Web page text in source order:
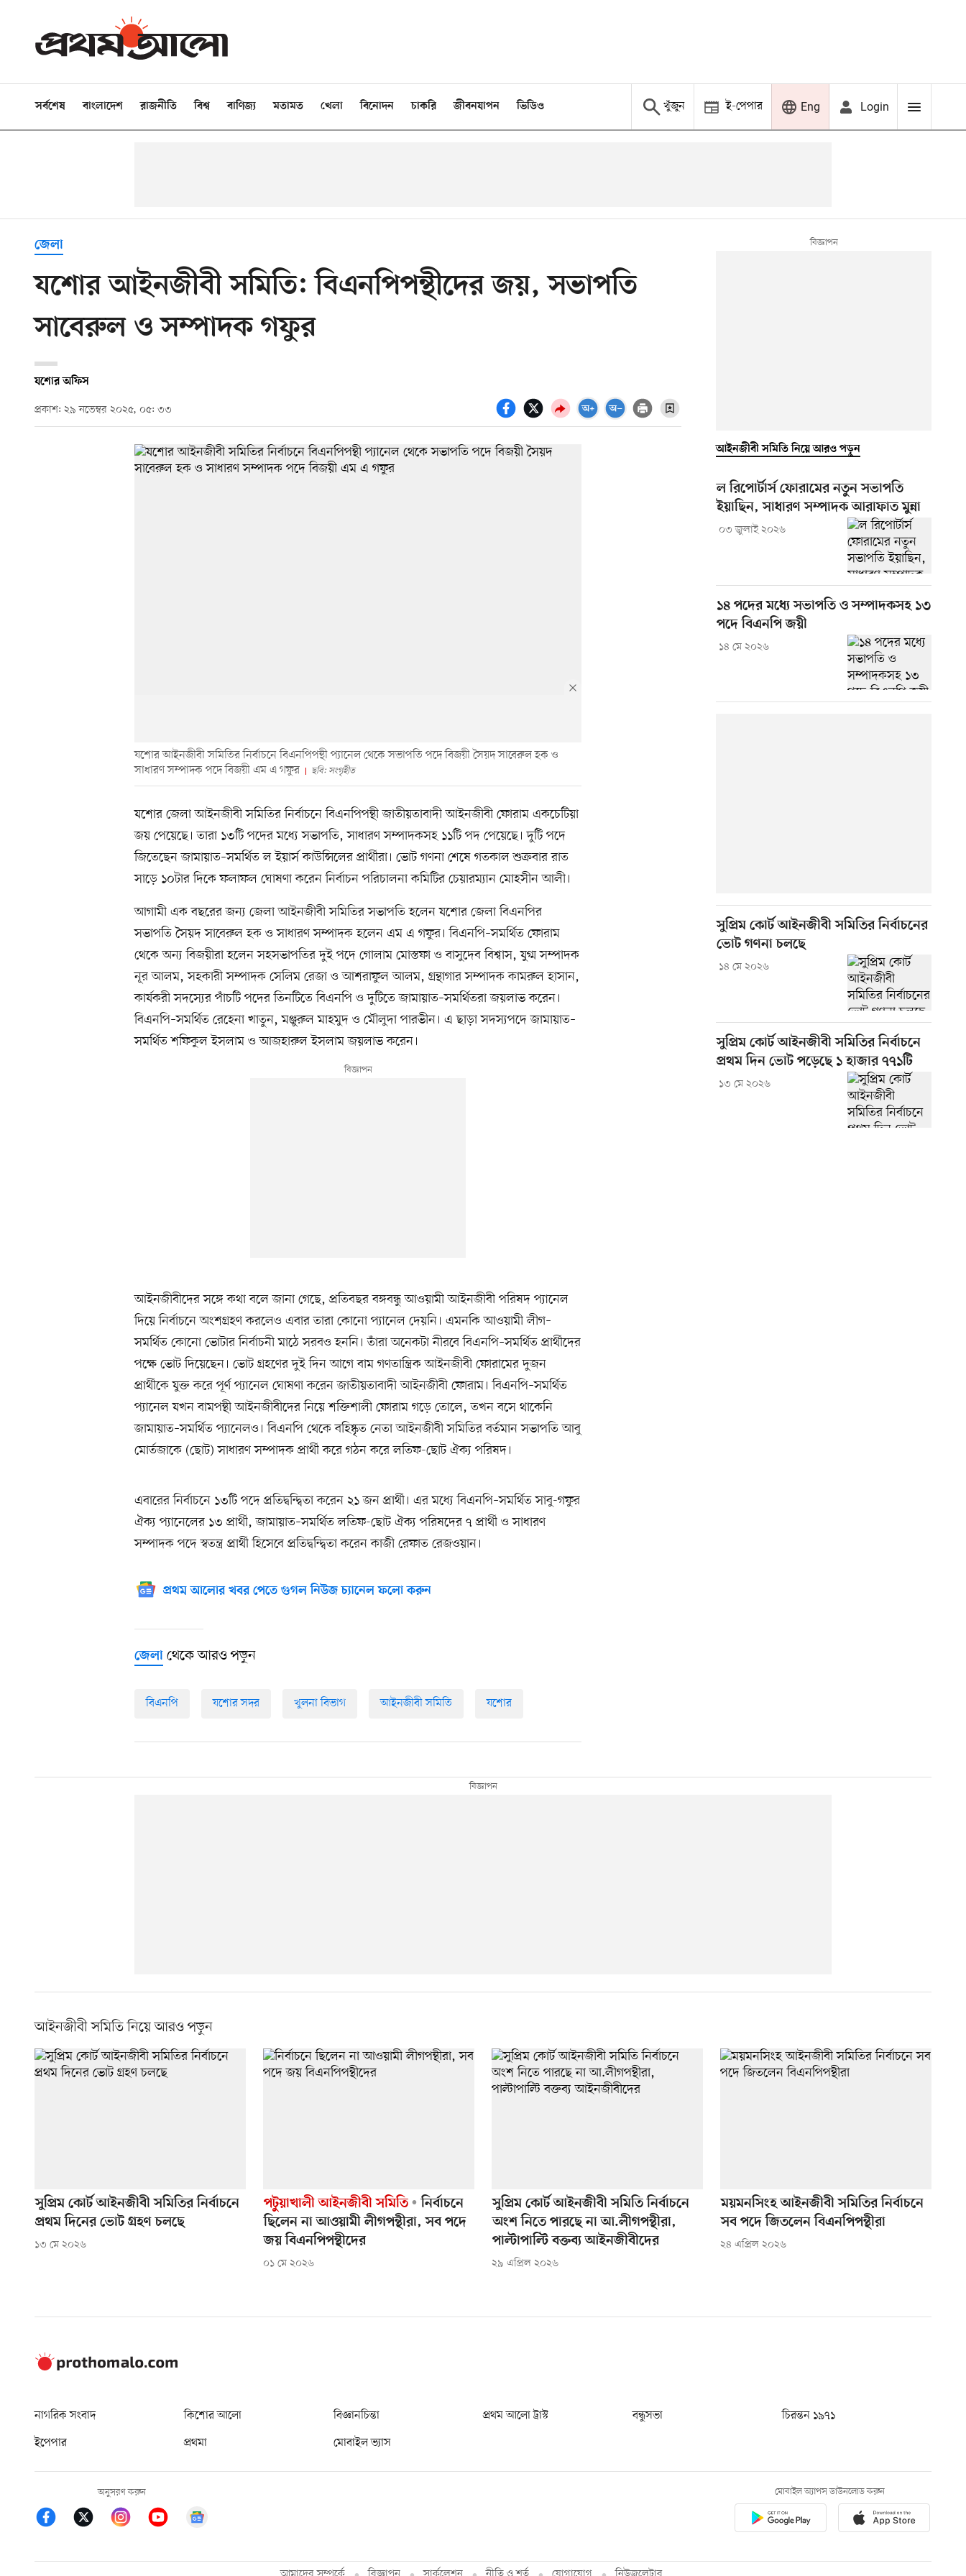
সর্বশেষ বাংলাদেশ রাজনীতি বিশ্ব বাণিজ্য মতামত খেলা বিনোদন চাকরি জীবনযাপন ভিডিও খুঁজুন ই-পেপার Eng Login
জেলা
যশোর আইনজীবী সমিতি: বিএনপিপন্থীদের জয়, সভাপতি
সাবেরুল ও সম্পাদক গফুর
যশোর অফিস
প্রকাশ: ২৯ নভেম্বর ২০২৫, ০৫: ৩৩
যশোর আইনজীবী সমিতির নির্বাচনে বিএনপিপন্থী প্যানেল থেকে সভাপতি পদে বিজয়ী সৈয়দ সাবেরুল হক ও
সাধারণ সম্পাদক পদে বিজয়ী এম এ গফুর
ছবি: সংগৃহীত
যশোর জেলা আইনজীবী সমিতির নির্বাচনে বিএনপিপন্থী জাতীয়তাবাদী আইনজীবী ফোরাম একচেটিয়া
জয় পেয়েছে। তারা ১৩টি পদের মধ্যে সভাপতি, সাধারণ সম্পাদকসহ ১১টি পদ পেয়েছে। দুটি পদে
জিতেছেন জামায়াত–সমর্থিত ল ইয়ার্স কাউন্সিলের প্রার্থীরা। ভোট গণনা শেষে গতকাল শুক্রবার রাত
সাড়ে ১০টার দিকে ফলাফল ঘোষণা করেন নির্বাচন পরিচালনা কমিটির চেয়ারম্যান মোহসীন আলী।
আগামী এক বছরের জন্য জেলা আইনজীবী সমিতির সভাপতি হলেন যশোর জেলা বিএনপির
সভাপতি সৈয়দ সাবেরুল হক ও সাধারণ সম্পাদক হলেন এম এ গফুর। বিএনপি–সমর্থিত ফোরাম
থেকে অন্য বিজয়ীরা হলেন সহসভাপতির দুই পদে গোলাম মোস্তফা ও বাসুদেব বিশ্বাস, যুগ্ম সম্পাদক
নূর আলম, সহকারী সম্পাদক সেলিম রেজা ও আশরাফুল আলম, গ্রন্থাগার সম্পাদক কামরুল হাসান,
কার্যকরী সদস্যের পাঁচটি পদের তিনটিতে বিএনপি ও দুটিতে জামায়াত–সমর্থিতরা জয়লাভ করেন।
বিএনপি–সমর্থিত রেহেনা খাতুন, মঞ্জুরুল মাহমুদ ও মৌলুদা পারভীন। এ ছাড়া সদস্যপদে জামায়াত–
সমর্থিত শফিকুল ইসলাম ও আজহারুল ইসলাম জয়লাভ করেন।
আইনজীবীদের সঙ্গে কথা বলে জানা গেছে, প্রতিবছর বঙ্গবন্ধু আওয়ামী আইনজীবী পরিষদ প্যানেল
দিয়ে নির্বাচনে অংশগ্রহণ করলেও এবার তারা কোনো প্যানেল দেয়নি। এমনকি আওয়ামী লীগ–
সমর্থিত কোনো ভোটার নির্বাচনী মাঠে সরবও হননি। তাঁরা অনেকটা নীরবে বিএনপি–সমর্থিত প্রার্থীদের
পক্ষে ভোট দিয়েছেন। ভোট গ্রহণের দুই দিন আগে বাম গণতান্ত্রিক আইনজীবী ফোরামের দুজন
প্রার্থীকে যুক্ত করে পূর্ণ প্যানেল ঘোষণা করেন জাতীয়তাবাদী আইনজীবী ফোরাম। বিএনপি–সমর্থিত
প্যানেল যখন বামপন্থী আইনজীবীদের নিয়ে শক্তিশালী ফোরাম গড়ে তোলে, তখন বসে থাকেনি
জামায়াত–সমর্থিত প্যানেলও। বিএনপি থেকে বহিষ্কৃত নেতা আইনজীবী সমিতির বর্তমান সভাপতি আবু
মোর্তজাকে (ছোট) সাধারণ সম্পাদক প্রার্থী করে গঠন করে লতিফ-ছোট ঐক্য পরিষদ।
এবারের নির্বাচনে ১৩টি পদে প্রতিদ্বন্দ্বিতা করেন ২১ জন প্রার্থী। এর মধ্যে বিএনপি–সমর্থিত সাবু-গফুর
ঐক্য প্যানেলের ১৩ প্রার্থী, জামায়াত–সমর্থিত লতিফ-ছোট ঐক্য পরিষদের ৭ প্রার্থী ও সাধারণ
সম্পাদক পদে স্বতন্ত্র প্রার্থী হিসেবে প্রতিদ্বন্দ্বিতা করেন কাজী রেফাত রেজওয়ান।
প্রথম আলোর খবর পেতে গুগল নিউজ চ্যানেল ফলো করুন
জেলা থেকে আরও পড়ুন
বিএনপি যশোর সদর খুলনা বিভাগ আইনজীবী সমিতি যশোর
আইনজীবী সমিতি নিয়ে আরও পড়ুন
ল রিপোর্টার্স ফোরামের নতুন সভাপতি
ইয়াছিন, সাধারণ সম্পাদক আরাফাত মুন্না
০৩ জুলাই ২০২৬
১৪ পদের মধ্যে সভাপতি ও সম্পাদকসহ ১৩
পদে বিএনপি জয়ী
১৪ মে ২০২৬
সুপ্রিম কোর্ট আইনজীবী সমিতির নির্বাচনের
ভোট গণনা চলছে
১৪ মে ২০২৬
সুপ্রিম কোর্ট আইনজীবী সমিতির নির্বাচনে
প্রথম দিন ভোট পড়েছে ১ হাজার ৭৭১টি
১৩ মে ২০২৬
আইনজীবী সমিতি নিয়ে আরও পড়ুন
সুপ্রিম কোর্ট আইনজীবী সমিতির নির্বাচনে
প্রথম দিনের ভোট গ্রহণ চলছে
১৩ মে ২০২৬
পটুয়াখালী আইনজীবী সমিতি
নির্বাচনে
ছিলেন না আওয়ামী লীগপন্থীরা, সব পদে
জয় বিএনপিপন্থীদের
০১ মে ২০২৬
সুপ্রিম কোর্ট আইনজীবী সমিতি নির্বাচনে
অংশ নিতে পারছে না আ.লীগপন্থীরা,
পাল্টাপাল্টি বক্তব্য আইনজীবীদের
২৯ এপ্রিল ২০২৬
ময়মনসিংহ আইনজীবী সমিতির নির্বাচনে
সব পদে জিতলেন বিএনপিপন্থীরা
২৪ এপ্রিল ২০২৬
নাগরিক সংবাদ কিশোর আলো বিজ্ঞানচিন্তা প্রথম আলো ট্রাস্ট বন্ধুসভা
চিরন্তন ১৯৭১
ইপেপার
প্রথমা মোবাইল ভ্যাস
অনুসরণ করুন মোবাইল অ্যাপস ডাউনলোড করুন